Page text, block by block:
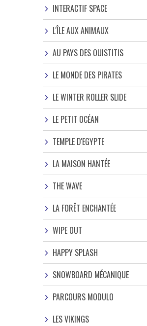
INTERACTIF SPACE
L'ÎLE AUX ANIMAUX
AU PAYS DES OUISTITIS
LE MONDE DES PIRATES
LE WINTER ROLLER SLIDE
LE PETIT OCÉAN
TEMPLE D'EGYPTE
LA MAISON HANTÉE
THE WAVE
LA FORÊT ENCHANTÉE
WIPE OUT
HAPPY SPLASH
SNOWBOARD MÉCANIQUE
PARCOURS MODULO
LES VIKINGS